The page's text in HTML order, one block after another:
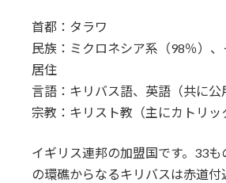
首都：タラワ
民族：ミクロネシア系（98％）
居住
言語：キリバス語、英語（共に公
宗教：キリスト教（主にカトリッ
イギリス連邦の加盟国です。33
の環礁からなるキリバスは赤道